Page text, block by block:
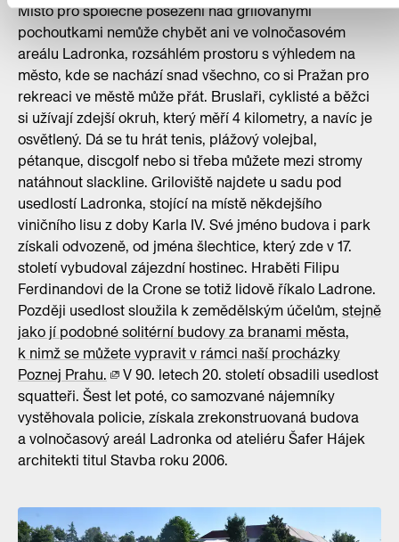
Místo pro společné posezení nad grilovanými
pochoutkami nemůže chybět ani ve volnočasovém
areálu Ladronka, rozsáhlém prostoru s výhledem na
město, kde se nachází snad všechno, co si Pražan pro
rekreaci ve městě může přát. Bruslaři, cyklisté a běžci
si užívají zdejší okruh, který měří 4 kilometry, a navíc je
osvětlený. Dá se tu hrát tenis, plážový volejbal,
pétanque, discgolf nebo si třeba můžete mezi stromy
natáhnout slackline. Griloviště najdete u sadu pod
usedlostí Ladronka, stojící na místě někdejšího
viničního lisu z doby Karla IV. Své jméno budova i park
získali odvozeně, od jména šlechtice, který zde v 17.
století vybudoval zájezdní hostinec. Hraběti Filipu
Ferdinandovi de la Crone se totiž lidově říkalo Ladrone.
Později usedlost sloužila k zemědělským účelům, stejně
jako jí podobné solitérní budovy za branami města,
k nimž se můžete vypravit v rámci naší procházky
Poznej Prahu.
V 90. letech 20. století obsadili usedlost
squatteři. Šest let poté, co samozvané nájemníky
vystěhovala policie, získala zrekonstruovaná budova
a volnočasový areál Ladronka od ateliéru Šafer Hájek
architekti titul Stavba roku 2006.